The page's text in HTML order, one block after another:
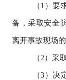
（1 ）要
备，采取安全
离开事故现场的
（2）采
（3）决